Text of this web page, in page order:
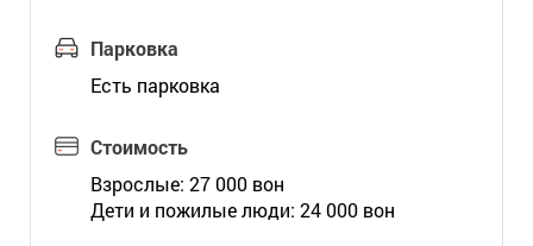
Парковка
Есть парковка
Стоимость
Взрослые: 27 000 вон
Дети и пожилые люди: 24 000 вон